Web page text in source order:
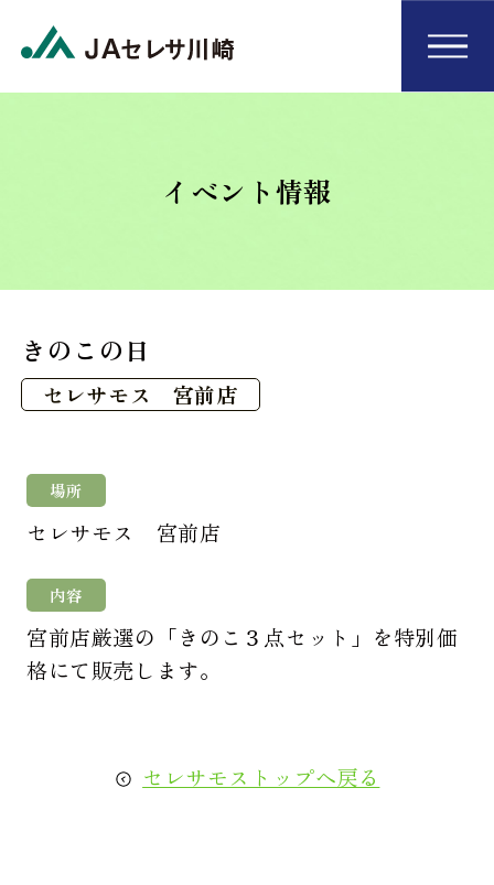
イベント情報
きのこの日
セレサモス 宮前店
場所
セレサモス 宮前店
内容
宮前店厳選の「きのこ３点セット」を特別価
格にて販売します。
セレサモストップへ戻る